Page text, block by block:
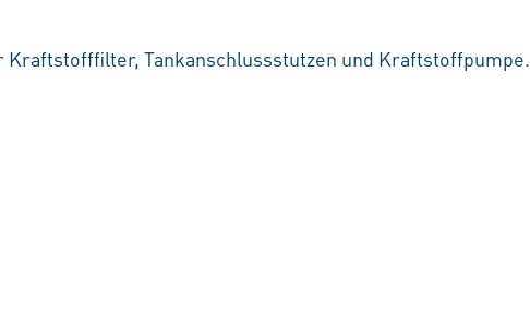
Kraftstofffilter, Tankanschlussstutzen und Kraftstoffpumpe.